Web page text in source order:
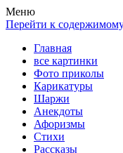
Весела хата —
клипы!
Покажем всем ваши
рассказы, видео и
Меню
Перейти к
Главная
все картинки
Фото приколы
Карикатуры
Шаржи
Анекдоты
Афоризмы
Стихи
Рассказы